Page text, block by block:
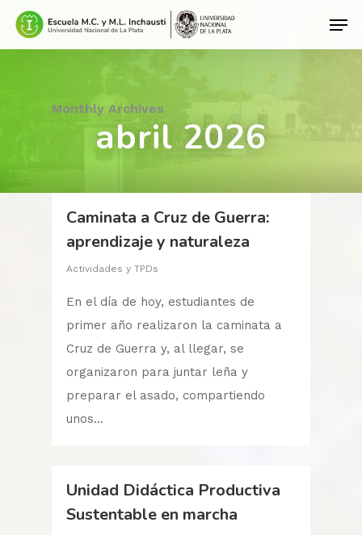
Hit enter to search or ESC to close
Monthly Archives
abril 2026
Caminata a Cruz de Guerra:
aprendizaje y naturaleza
Actividades y TPDs
En el día de hoy, estudiantes de
primer año realizaron la caminata a
Cruz de Guerra y, al llegar, se
organizaron para juntar leña y
preparar el asado, compartiendo
unos...
Unidad Didáctica Productiva
Sustentable en marcha